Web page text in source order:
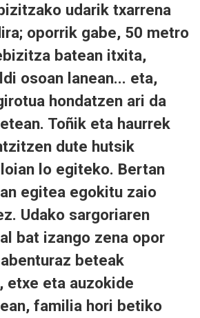
udarik txarrena
oporrik gabe, 50 metro
batean itxita,
osoan lanean... eta,
hondatzen ari da
Toñik eta haurrek
dute hutsik
lo egiteko. Bertan
egitea egokitu zaio
Udako sargoriaren
bat izango zena opor
beteak
etxe eta auzokide
familia hori betiko